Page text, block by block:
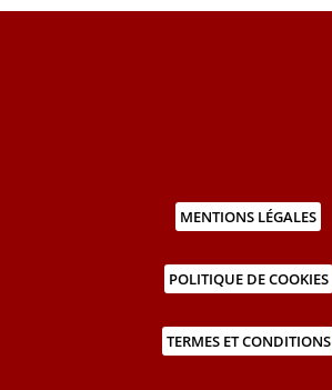
MENTIONS LÉGALES
POLITIQUE DE COOKIES
TERMES ET CONDITIONS